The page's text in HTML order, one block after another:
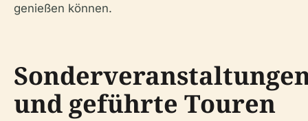
genießen können.
und geführte Touren